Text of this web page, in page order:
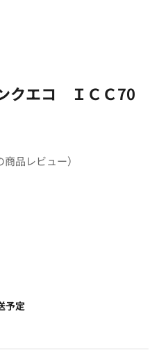
クエコ ＩＣＣ70
商品レビュー）
予定